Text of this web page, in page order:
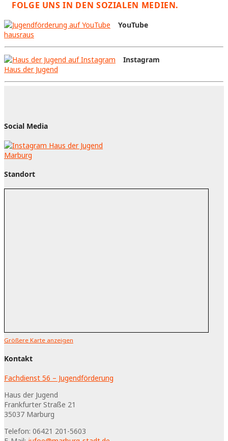
FOLGE UNS IN DEN SOZIALEN MEDIEN.
YouTube
hausraus
Instagram
Haus der Jugend
Social Media
Standort
Größere Karte anzeigen
Kontakt
Fachdienst 56 – Jugendförderung
Haus der Jugend
Frankfurter Straße 21
35037 Marburg
Telefon: 06421 201-5603